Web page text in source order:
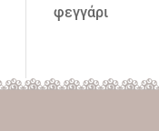
φεγγάρι